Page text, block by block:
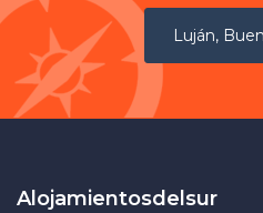
Luján,
Alojamientosdelsur